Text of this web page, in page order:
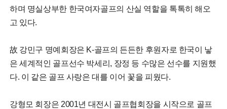
하며 명실상부한 한국여자골프의 산실 역할을 톡톡히 해오
고 있다.
故 강민구 명예회장은 K-골프의 든든한 후원자로 한국이 낳
은 세계적인 골프선수 박세리, 장정 등 수많은 선수를 지원했
다. 이 같은 골프 사랑은 대를 이어 꽃을 피웠다.
강형모 회장은 2001년 대전시 골프협회장을 시작으로 골프